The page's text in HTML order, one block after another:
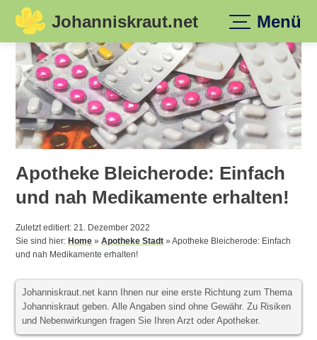
Skip
content
Johanniskraut.net Menü
Apotheke Bleicherode: Einfach
und nah Medikamente erhalten!
Zuletzt editiert: 21. Dezember 2022
Sie sind hier:Home »Apotheke Stadt »Apotheke Bleicherode: Einfach
und nah Medikamente erhalten!
Johanniskraut.net kann Ihnen nur eine erste Richtung zum Thema
Johanniskraut geben. Alle Angaben sind ohne Gewähr. Zu Risiken
und Nebenwirkungen fragen Sie Ihren Arzt oder Apotheker.